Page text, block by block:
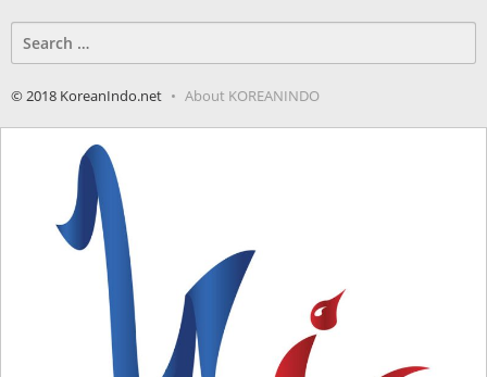
for:
© 2018 KoreanIndo.net About KOREANINDO